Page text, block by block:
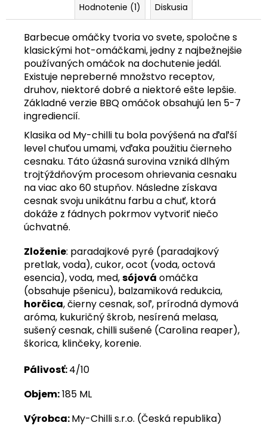
Hodnotenie (1)
Diskusia
Barbecue omáčky tvoria vo svete, spoločne s
klasickými hot-omáčkami, jedny z najbežnejšie
používaných omáčok na dochutenie jedál.
Existuje nepreberné množstvo receptov,
druhov, niektoré dobré a niektoré ešte lepšie.
Základné verzie BBQ omáčok obsahujú len 5-7
ingrediencií.
Klasika od My-chilli tu bola povýšená na ďaľší
level chuťou umami, vďaka použitiu čierneho
cesnaku. Táto úžasná surovina vzniká dlhým
trojtýždňovým procesom ohrievania cesnaku
na viac ako 60 stupňov. Následne získava
cesnak svoju unikátnu farbu a chuť, ktorá
dokáže z fádnych pokrmov vytvoriť niečo
úchvatné.
Zloženie: paradajkové pyré (paradajkový
pretlak, voda), cukor, ocot (voda, octová
esencia), voda, med,sójová omáčka
(obsahuje pšenicu), balzamiková redukcia,
horčica, čierny cesnak, soľ, prírodná dymová
aróma, kukuričný škrob, nesírená melasa,
sušený cesnak, chilli sušené (Carolina reaper),
škorica, klinčeky, korenie.
Pálivosť:4/10
Objem:185 ML
Výrobca:My-Chilli s.r.o. (Česká republika)